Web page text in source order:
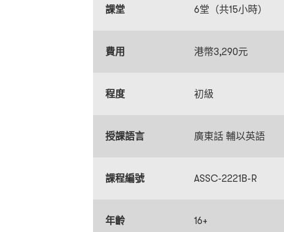
課堂 6堂（共15小時）
費用 港幣3,290元
程度 初級
授課語言 廣東話 輔以英語
課程編號 ASSC-2221B-R
年齡 16+